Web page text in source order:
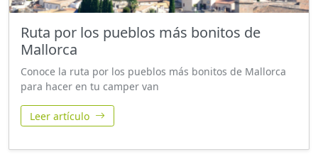
Ruta por los pueblos más bonitos de
Mallorca
Conoce la ruta por los pueblos más bonitos de Mallorca
para hacer en tu camper van
Leer artículo